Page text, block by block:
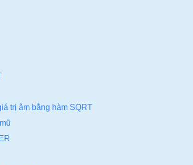
trị âm bằng hàm SQRT